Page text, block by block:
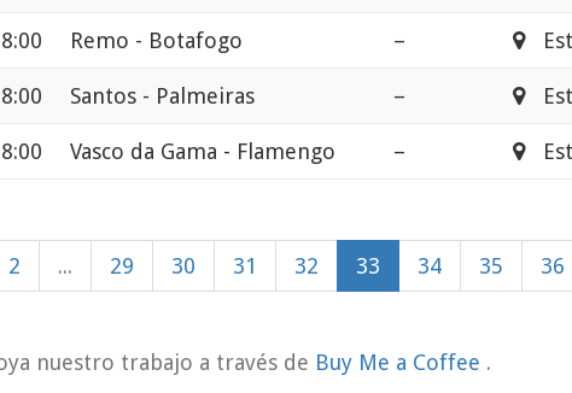
Remo - Botafogo –
Santos - Palmeiras –
Vasco da Gama - Flamengo –
2 ... 29 30 31 32 33 34 35 36
nuestro trabajo a través de Buy Me a Coffee .